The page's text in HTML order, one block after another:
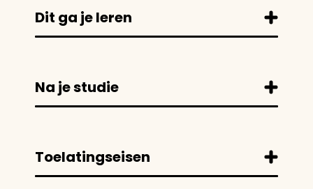
Dit ga je leren
Na je studie
Toelatingseisen